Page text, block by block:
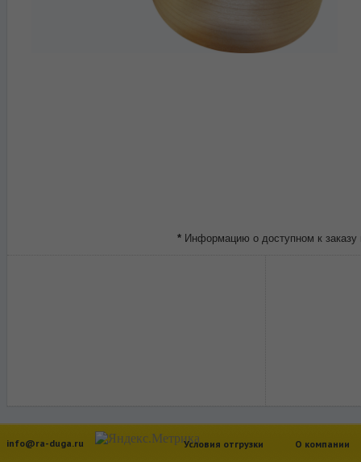
* Информацию о доступном к заказу
info@ra-duga.ru Условия отгрузки О компании